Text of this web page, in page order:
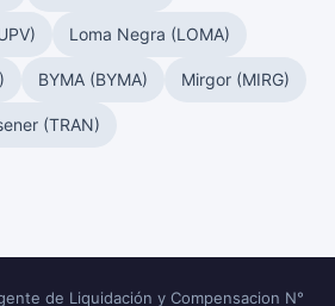
Loma Negra (LOMA)
BYMA (BYMA) Mirgor (MIRG)
(TRAN)
de Liquidación y Compensacion N°